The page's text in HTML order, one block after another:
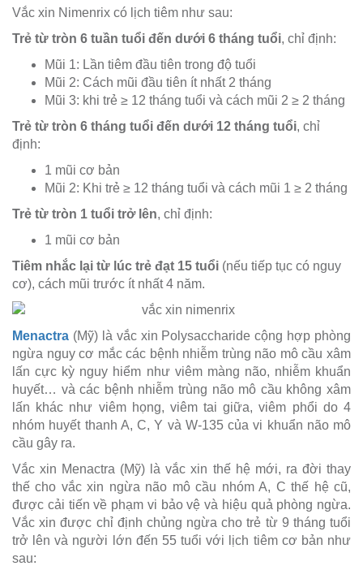
Vắc xin Nimenrix có lịch tiêm như sau:
Trẻ từ tròn 6 tuần tuổi đến dưới 6 tháng tuổi, chỉ định:
Mũi 1: Lần tiêm đầu tiên trong độ tuổi
Mũi 2: Cách mũi đầu tiên ít nhất 2 tháng
Mũi 3: khi trẻ ≥ 12 tháng tuổi và cách mũi 2 ≥ 2 tháng
Trẻ từ tròn 6 tháng tuổi đến dưới 12 tháng tuổi, chỉ
định:
1 mũi cơ bản
Mũi 2: Khi trẻ ≥ 12 tháng tuổi và cách mũi 1 ≥ 2 tháng
Trẻ từ tròn 1 tuổi trở lên, chỉ định:
1 mũi cơ bản
Tiêm nhắc lại từ lúc trẻ đạt 15 tuổi (nếu tiếp tục có nguy
cơ), cách mũi trước ít nhất 4 năm.
Menactra (Mỹ) là vắc xin Polysaccharide cộng hợp phòng
ngừa nguy cơ mắc các bệnh nhiễm trùng não mô cầu xâm
lấn cực kỳ nguy hiểm như viêm màng não, nhiễm khuẩn
huyết… và các bệnh nhiễm trùng não mô cầu không xâm
lấn khác như viêm họng, viêm tai giữa, viêm phổi do 4
nhóm huyết thanh A, C, Y và W-135 của vi khuẩn não mô
cầu gây ra.
Vắc xin Menactra (Mỹ) là vắc xin thế hệ mới, ra đời thay
thế cho vắc xin ngừa não mô cầu nhóm A, C thế hệ cũ,
được cải tiến về phạm vi bảo vệ và hiệu quả phòng ngừa.
Vắc xin được chỉ định chủng ngừa cho trẻ từ 9 tháng tuổi
trở lên và người lớn đến 55 tuổi với lịch tiêm cơ bản như
sau: